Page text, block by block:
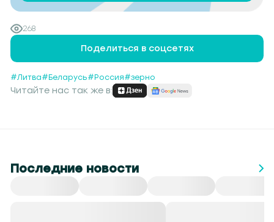
268
Поделиться в соцсетях
#Литва#Беларусь#Россия#зерно
Читайте нас так же в:
Последние новости